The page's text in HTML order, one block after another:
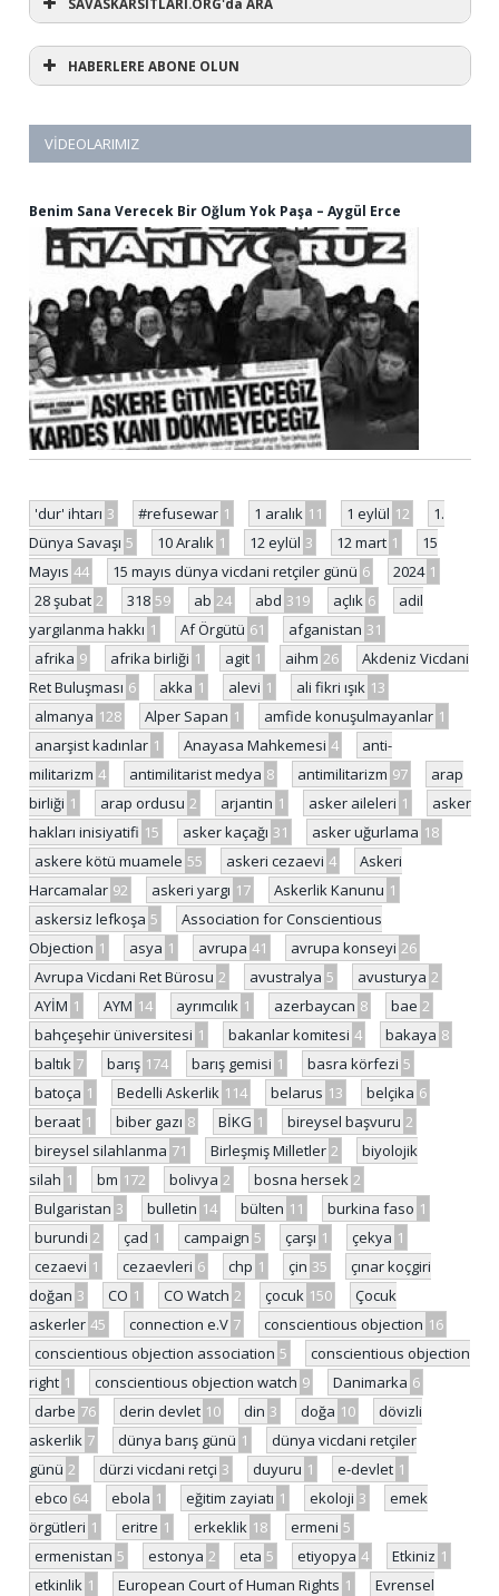
SAVASKARSİTLARİ.ORG'da ARA
HABERLERE ABONE OLUN
VIDEOLARIMIZ
Benim Sana Verecek Bir Oğlum Yok Paşa – Aygül Erce
'dur' ihtarı 3 #refusewar 1 1 aralık 11 1 eylül 12
1.
Dünya Savaşı 5 10 Aralık 1 12 eylül 3 12 mart 1
15
Mayıs 44 15 mayıs dünya vicdani retçiler günü 6 2024 1
28 şubat 2 318 59 ab 24 abd 319 açlık 6
adil
yargılanma hakkı 1 Af Örgütü 61 afganistan 31
afrika 9 afrika birliği 1 agit 1 aihm 26
Akdeniz Vicdani
Ret Buluşması 6 akka 1 alevi 1 ali fikri ışık 13
almanya 128 Alper Sapan 1 amfide konuşulmayanlar 1
anarşist kadınlar 1 Anayasa Mahkemesi 4
anti-
militarizm 4 antimilitarist medya 8 antimilitarizm 97
arap
birliği 1 arap ordusu 2 arjantin 1 asker aileleri 1
asker
hakları inisiyatifi 15 asker kaçağı 31 asker uğurlama 18
askere kötü muamele 55 askeri cezaevi 4
Askeri
Harcamalar 92 askeri yargı 17 Askerlik Kanunu 1
askersiz lefkoşa 5
Association for Conscientious
Objection 1 asya 1 avrupa 41 avrupa konseyi 26
Avrupa Vicdani Ret Bürosu 2 avustralya 5 avusturya 2
AYİM 1 AYM 14 ayrımcılık 1 azerbaycan 8 bae 2
bahçeşehir üniversitesi 1 bakanlar komitesi 4 bakaya 8
baltık 7 barış 174 barış gemisi 1 basra körfezi 5
batoça 1 Bedelli Askerlik 114 belarus 13 belçika 6
beraat 1 biber gazı 8 BİKG 1 bireysel başvuru 2
bireysel silahlanma 71 Birleşmiş Milletler 2
biyolojik
silah 1 bm 172 bolivya 2 bosna hersek 2
Bulgaristan 3 bulletin 14 bülten 11 burkina faso 1
burundi 2 çad 1 campaign 5 çarşı 1 çekya 1
cezaevi 1 cezaevleri 6 chp 1 çin 35
çınar koçgiri
doğan 3 CO 1 CO Watch 2 çocuk 150
Çocuk
askerler 45 connection e.V 7 conscientious objection 16
conscientious objection association 5
conscientious objection
right 1 conscientious objection watch 9 Danimarka 6
darbe 76 derin devlet 10 din 3 doğa 10
dövizli
askerlik 7 dünya barış günü 1
dünya vicdani retçiler
günü 2 dürzi vicdani retçi 3 duyuru 1 e-devlet 1
ebco 64 ebola 1 eğitim zayiatı 1 ekoloji 3
emek
örgütleri 1 eritre 1 erkeklik 18 ermeni 5
ermenistan 5 estonya 2 eta 5 etiyopya 4 Etkiniz 1
etkinlik 1 European Court of Human Rights 1
Evrensel